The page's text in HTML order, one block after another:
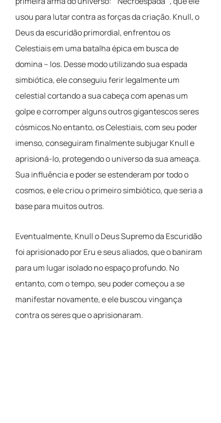
usou para lutar contra as forças da criação. Knull, o
Deus da escuridão primordial, enfrentou os
Celestiais em uma batalha épica em busca de
domina – los. Desse modo utilizando sua espada
simbiótica, ele conseguiu ferir legalmente um
celestial cortando a sua cabeça com apenas um
golpe e corromper alguns outros gigantescos seres
cósmicos.No entanto, os Celestiais, com seu poder
imenso, conseguiram finalmente subjugar Knull e
aprisioná-lo, protegendo o universo da sua ameaça.
Sua influência e poder se estenderam por todo o
cosmos, e ele criou o primeiro simbiótico, que seria a
base para muitos outros.
Eventualmente, Knull o Deus Supremo da Escuridão
foi aprisionado por Eru e seus aliados, que o baniram
para um lugar isolado no espaço profundo. No
entanto, com o tempo, seu poder começou a se
manifestar novamente, e ele buscou vingança
contra os seres que o aprisionaram.